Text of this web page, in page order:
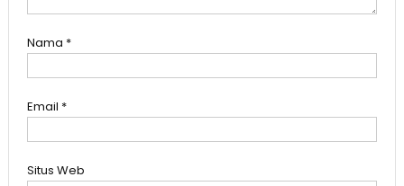
Nama *
Email *
Situs Web